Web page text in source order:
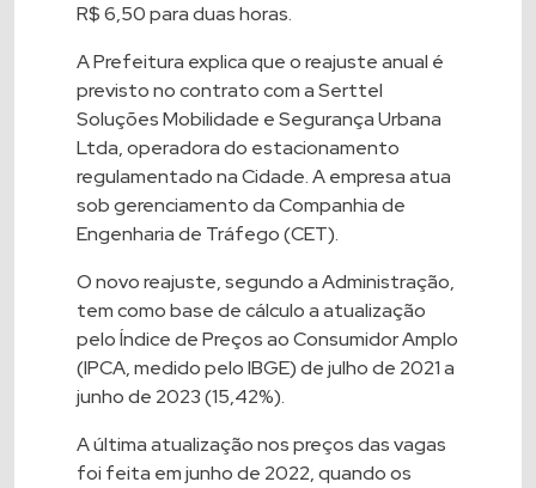
R$ 6,50 para duas horas.
A Prefeitura explica que o reajuste anual é
previsto no contrato com a Serttel
Soluções Mobilidade e Segurança Urbana
Ltda, operadora do estacionamento
regulamentado na Cidade. A empresa atua
sob gerenciamento da Companhia de
Engenharia de Tráfego (CET).
O novo reajuste, segundo a Administração,
tem como base de cálculo a atualização
pelo Índice de Preços ao Consumidor Amplo
(IPCA, medido pelo IBGE) de julho de 2021 a
junho de 2023 (15,42%).
A última atualização nos preços das vagas
foi feita em junho de 2022, quando os